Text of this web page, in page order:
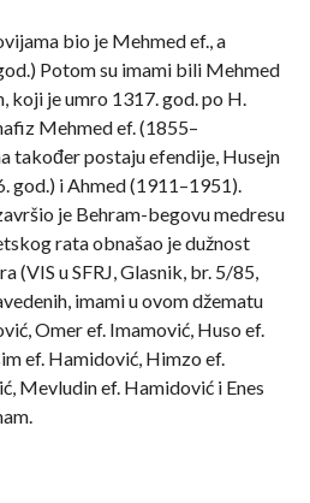
bio je Mehmed ef., a
Potom su imami bili Mehmed
koji je umro 1317. god. po H.
Mehmed ef. (1855–
također postaju efendije, Husejn
god.) i Ahmed (1911–1951).
je Behram-begovu medresu
rata obnašao je dužnost
(VIS u SFRJ, Glasnik, br. 5/85,
imami u ovom džematu
Omer ef. Imamović, Huso ef.
ef. Hamidović, Himzo ef.
Mevludin ef. Hamidović i Enes